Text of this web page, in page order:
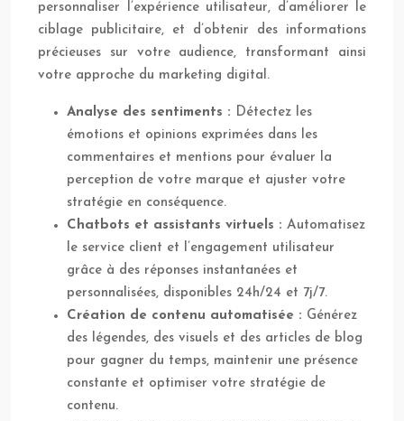
personnaliser l’expérience utilisateur, d’améliorer le
ciblage publicitaire, et d’obtenir des informations
précieuses sur votre audience, transformant ainsi
votre approche du marketing digital.
Analyse des sentiments : Détectez les
émotions et opinions exprimées dans les
commentaires et mentions pour évaluer la
perception de votre marque et ajuster votre
stratégie en conséquence.
Chatbots et assistants virtuels : Automatisez
le service client et l’engagement utilisateur
grâce à des réponses instantanées et
personnalisées, disponibles 24h/24 et 7j/7.
Création de contenu automatisée : Générez
des légendes, des visuels et des articles de blog
pour gagner du temps, maintenir une présence
constante et optimiser votre stratégie de
contenu.